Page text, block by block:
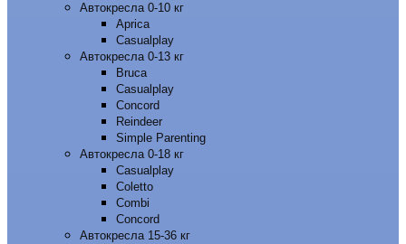
Автокресла 0-10 кг
Aprica
Casualplay
Автокресла 0-13 кг
Bruca
Casualplay
Concord
Reindeer
Simple Parenting
Автокресла 0-18 кг
Casualplay
Coletto
Combi
Concord
Автокресла 15-36 кг